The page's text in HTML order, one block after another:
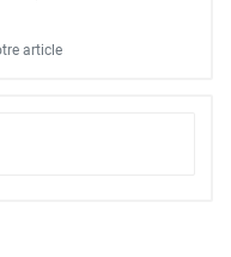
article